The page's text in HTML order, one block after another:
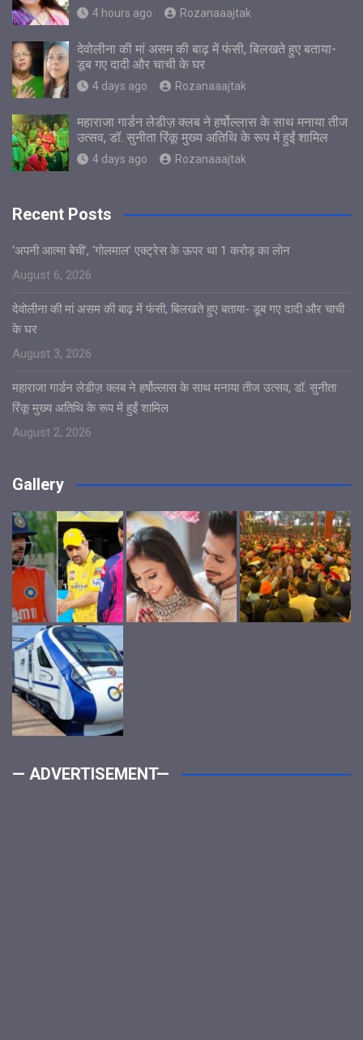
4 hours ago Rozanaaajtak
देवोलीना की मां असम की बाढ़ में फंसी, बिलखते हुए बताया-
डूब गए दादी और चाची के घर
4 days ago Rozanaaajtak
महाराजा गार्डन लेडीज़ क्लब ने हर्षोल्लास के साथ मनाया तीज
उत्सव, डॉ. सुनीता रिंकू मुख्य अतिथि के रूप में हुईं शामिल
4 days ago Rozanaaajtak
Recent Posts
‘अपनी आत्मा बेची’, ‘गोलमाल’ एक्ट्रेस के ऊपर था 1 करोड़ का लोन
August 6, 2026
देवोलीना की मां असम की बाढ़ में फंसी, बिलखते हुए बताया- डूब गए दादी और चाची
के घर
August 3, 2026
महाराजा गार्डन लेडीज़ क्लब ने हर्षोल्लास के साथ मनाया तीज उत्सव, डॉ. सुनीता
रिंकू मुख्य अतिथि के रूप में हुईं शामिल
August 2, 2026
Gallery
— ADVERTISEMENT—